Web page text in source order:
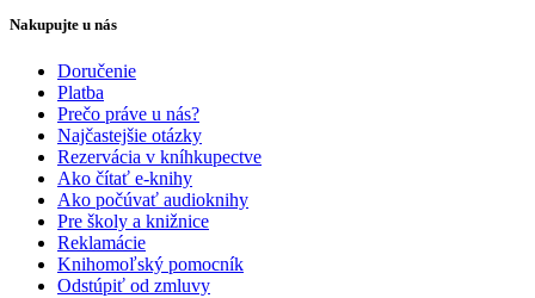
Nakupujte u nás
Doručenie
Platba
Prečo práve u nás?
Najčastejšie otázky
Rezervácia v kníhkupectve
Ako čítať e-knihy
Ako počúvať audioknihy
Pre školy a knižnice
Reklamácie
Knihomoľský pomocník
Odstúpiť od zmluvy